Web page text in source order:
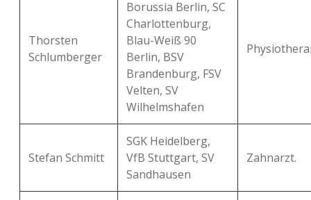
Thorsten
Schlumberger
Borussia Berlin, SC
Charlottenburg,
Blau-Weiß 90
Berlin, BSV
Brandenburg, FSV
Velten, SV
Wilhelmshafen
Stefan Schmitt
SGK Heidelberg,
VfB Stuttgart, SV
Sandhausen
Zahnarzt.